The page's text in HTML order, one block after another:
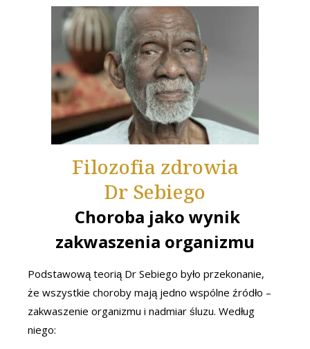
Filozofia zdrowia
Dr Sebiego
Choroba jako wynik
zakwaszenia organizmu
Podstawową teorią Dr Sebiego było przekonanie,
że wszystkie choroby mają jedno wspólne źródło –
zakwaszenie organizmu i nadmiar śluzu. Według
niego: